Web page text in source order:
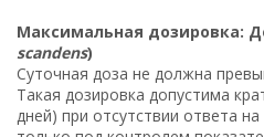
Максимальная дозировка:
scandens)
Суточная доза не должна
Такая дозировка допустима
дней) при отсутствии ответа